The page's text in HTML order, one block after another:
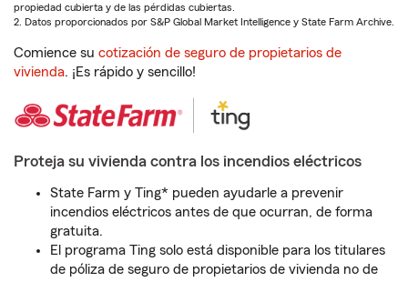
propiedad cubierta y de las pérdidas cubiertas.
2. Datos proporcionados por S&P Global Market Intelligence y State Farm Archive.
Comience su cotización de seguro de propietarios de
vivienda. ¡Es rápido y sencillo!
Proteja su vivienda contra los incendios eléctricos
State Farm y Ting* pueden ayudarle a prevenir
incendios eléctricos antes de que ocurran, de forma
gratuita.
El programa Ting solo está disponible para los titulares
de póliza de seguro de propietarios de vivienda no de